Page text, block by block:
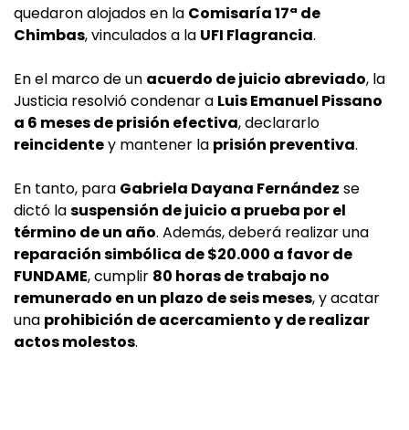
quedaron alojados en la Comisaría 17ª de
Chimbas, vinculados a la UFI Flagrancia.
En el marco de un acuerdo de juicio abreviado, la
Justicia resolvió condenar a Luis Emanuel Pissano
a 6 meses de prisión efectiva, declararlo
reincidentey mantener la prisión preventiva.
En tanto, para Gabriela Dayana Fernández se
dictó lasuspensión de juicio a prueba por el
término de un año. Además, deberá realizar una
reparación simbólica de $20.000 a favor de
FUNDAME, cumplir 80 horas de trabajo no
remunerado en un plazo de seis meses, y acatar
una prohibición de acercamiento y de realizar
actos molestos.